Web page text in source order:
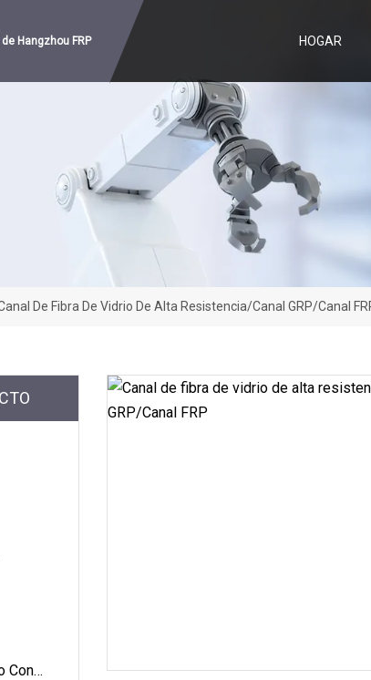
Hangzhou FRP HOGAR
De Fibra De Vidrio De Alta Resistencia/Canal GRP/Canal
Con